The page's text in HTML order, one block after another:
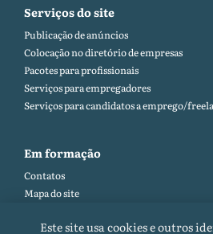
Serviços do site
Publicação de anúncios
Colocação no diretório de empresas
Pacotes para profissionais
Serviços para empregadores
Serviços para candidatos a emprego/
Em formação
Contatos
Mapa do site
Regras do site
Este site usa cookies e outros